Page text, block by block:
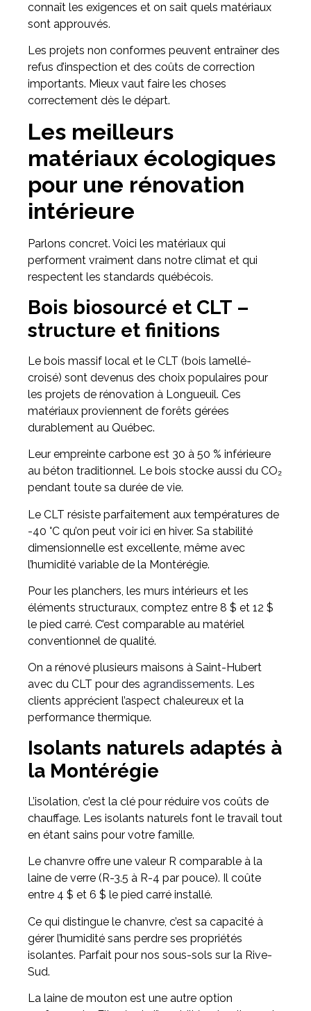
connaît les exigences et on sait quels matériaux
sont approuvés.
Les projets non conformes peuvent entraîner des
refus d’inspection et des coûts de correction
importants. Mieux vaut faire les choses
correctement dès le départ.
Les meilleurs
matériaux écologiques
pour une rénovation
intérieure
Parlons concret. Voici les matériaux qui
performent vraiment dans notre climat et qui
respectent les standards québécois.
Bois biosourcé et CLT –
structure et finitions
Le bois massif local et le CLT (bois lamellé-
croisé) sont devenus des choix populaires pour
les projets de rénovation à Longueuil. Ces
matériaux proviennent de forêts gérées
durablement au Québec.
Leur empreinte carbone est 30 à 50 % inférieure
au béton traditionnel. Le bois stocke aussi du CO₂
pendant toute sa durée de vie.
Le CLT résiste parfaitement aux températures de
-40 °C qu’on peut voir ici en hiver. Sa stabilité
dimensionnelle est excellente, même avec
l’humidité variable de la Montérégie.
Pour les planchers, les murs intérieurs et les
éléments structuraux, comptez entre 8 $ et 12 $
le pied carré. C’est comparable au matériel
conventionnel de qualité.
On a rénové plusieurs maisons à Saint-Hubert
avec du CLT pour des agrandissements. Les
clients apprécient l’aspect chaleureux et la
performance thermique.
Isolants naturels adaptés à
la Montérégie
L’isolation, c’est la clé pour réduire vos coûts de
chauffage. Les isolants naturels font le travail tout
en étant sains pour votre famille.
Le chanvre offre une valeur R comparable à la
laine de verre (R-3.5 à R-4 par pouce). Il coûte
entre 4 $ et 6 $ le pied carré installé.
Ce qui distingue le chanvre, c’est sa capacité à
gérer l’humidité sans perdre ses propriétés
isolantes. Parfait pour nos sous-sols sur la Rive-
Sud.
La laine de mouton est une autre option